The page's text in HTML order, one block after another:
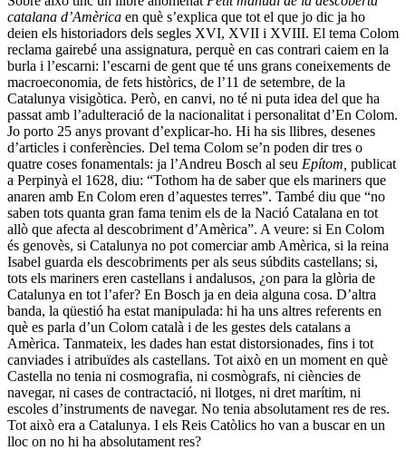
catalana d’Amèrica en què s’explica que tot el que jo dic ja ho
deien els historiadors dels segles XVI, XVII i XVIII. El tema Colom
reclama gairebé una assignatura, perquè en cas contrari caiem en la
burla i l’escarni: l’escarni de gent que té uns grans coneixements de
macroeconomia, de fets històrics, de l’11 de setembre, de la
Catalunya visigòtica. Però, en canvi, no té ni puta idea del que ha
passat amb l’adulteració de la nacionalitat i personalitat d’En Colom.
Jo porto 25 anys provant d’explicar-ho. Hi ha sis llibres, desenes
d’articles i conferències. Del tema Colom se’n poden dir tres o
quatre coses fonamentals: ja l’Andreu Bosch al seu Epítom, publicat
a Perpinyà el 1628, diu: “Tothom ha de saber que els mariners que
anaren amb En Colom eren d’aquestes terres”. També diu que “no
saben tots quanta gran fama tenim els de la Nació Catalana en tot
allò que afecta al descobriment d’Amèrica”. A veure: si En Colom
és genovès, si Catalunya no pot comerciar amb Amèrica, si la reina
Isabel guarda els descobriments per als seus súbdits castellans; si,
tots els mariners eren castellans i andalusos, ¿on para la glòria de
Catalunya en tot l’afer? En Bosch ja en deia alguna cosa. D’altra
banda, la qüestió ha estat manipulada: hi ha uns altres referents en
què es parla d’un Colom català i de les gestes dels catalans a
Amèrica. Tanmateix, les dades han estat distorsionades, fins i tot
canviades i atribuïdes als castellans. Tot això en un moment en què
Castella no tenia ni cosmografia, ni cosmògrafs, ni ciències de
navegar, ni cases de contractació, ni llotges, ni dret marítim, ni
escoles d’instruments de navegar. No tenia absolutament res de res.
Tot això era a Catalunya. I els Reis Catòlics ho van a buscar en un
lloc on no hi ha absolutament res?